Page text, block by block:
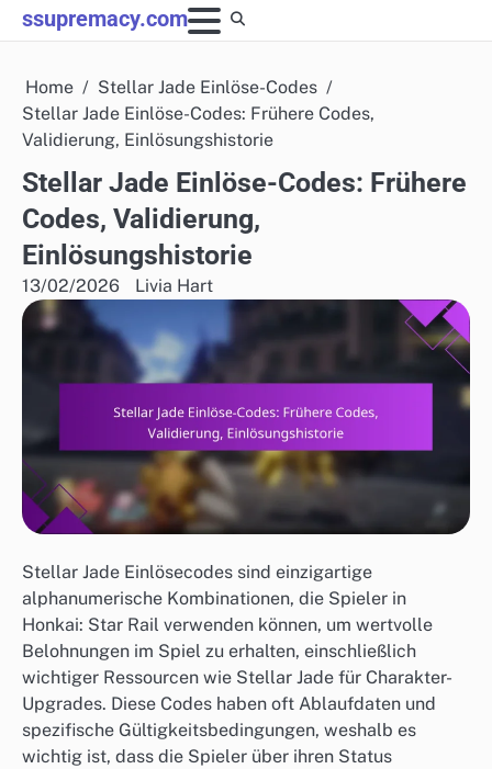
Skip
to
ssupremacy.com
Home
Stellar Jade Einlöse-Codes
Stellar Jade Einlöse-Codes: Frühere Codes,
Validierung, Einlösungshistorie
Stellar Jade Einlöse-Codes: Frühere
Codes, Validierung,
Einlösungshistorie
13/02/2026 Livia Hart
Stellar Jade Einlösecodes sind einzigartige
alphanumerische Kombinationen, die Spieler in
Honkai: Star Rail verwenden können, um wertvolle
Belohnungen im Spiel zu erhalten, einschließlich
wichtiger Ressourcen wie Stellar Jade für Charakter-
Upgrades. Diese Codes haben oft Ablaufdaten und
spezifische Gültigkeitsbedingungen, weshalb es
wichtig ist, dass die Spieler über ihren Status